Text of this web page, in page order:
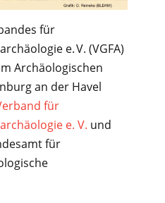
für
e. V. (VGFA)
Archäologischen
an der Havel
für
e. V. und
für